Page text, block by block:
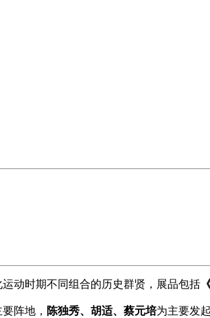
动时期不同组合的历史群贤，展品包括
阵地， 陈独秀、胡适、蔡元培为主要发